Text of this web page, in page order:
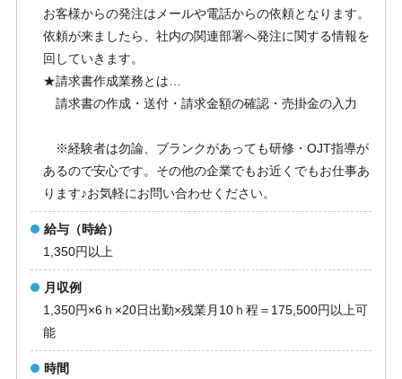
お客様からの発注はメールや電話からの依頼となります。
依頼が来ましたら、社内の関連部署へ発注に関する情報を
回していきます。
★請求書作成業務とは…
請求書の作成・送付・請求金額の確認・売掛金の入力
※経験者は勿論、ブランクがあっても研修・OJT指導が
あるので安心です。その他の企業でもお近くでもお仕事あ
ります♪お気軽にお問い合わせください。
給与（時給）
1,350円以上
月収例
1,350円×6ｈ×20日出勤×残業月10ｈ程＝175,500円以上可
能
時間